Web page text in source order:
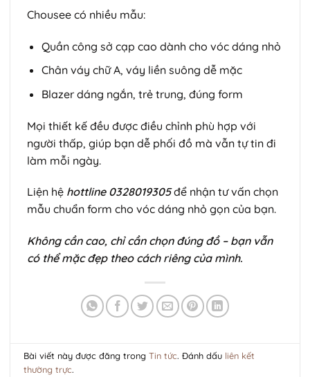
Chousee có nhiều mẫu:
Quần công sở cạp cao dành cho vóc dáng nhỏ
Chân váy chữ A, váy liền suông dễ mặc
Blazer dáng ngắn, trẻ trung, đúng form
Mọi thiết kế đều được điều chỉnh phù hợp với
người thấp, giúp bạn dễ phối đồ mà vẫn tự tin đi
làm mỗi ngày.
Liện hệ hottline 0328019305 để nhận tư vấn chọn
mẫu chuẩn form cho vóc dáng nhỏ gọn của bạn.
Không cần cao, chỉ cần chọn đúng đồ – bạn vẫn
có thể mặc đẹp theo cách riêng của mình.
Bài viết này được đăng trongTin tức. Đánh dấu liên kết
thường trực.